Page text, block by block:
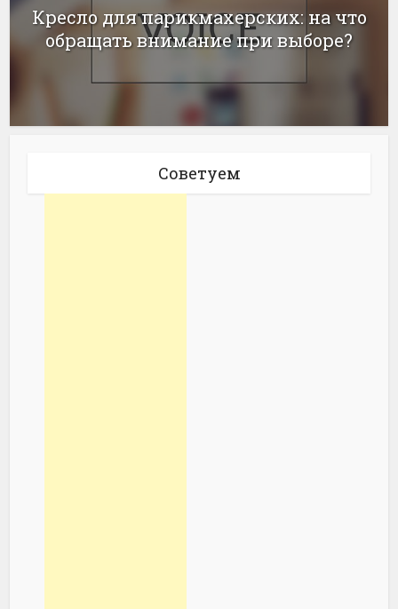
Кресло для парикмахерских: на что
обращать внимание при выборе?
Советуем